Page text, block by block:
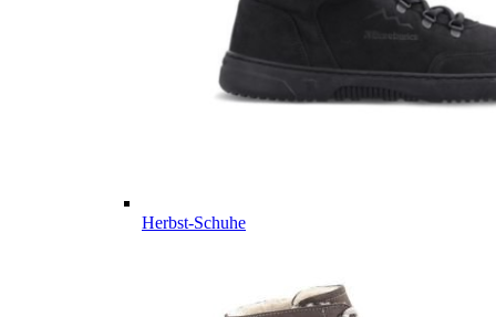
Herbst-Schuhe